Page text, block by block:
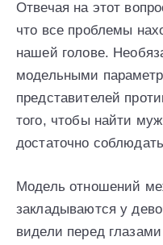
Отвечая на этот
что все проблемы
нашей голове.
модельными
представителей
того, чтобы найти
достаточно
Модель отношений
закладываются у
видели перед